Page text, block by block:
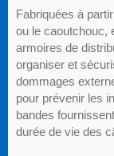
Fabriquées à
ou le caoutchouc,
armoires de
organiser et
dommages
pour prévenir les
bandes
durée de vie des